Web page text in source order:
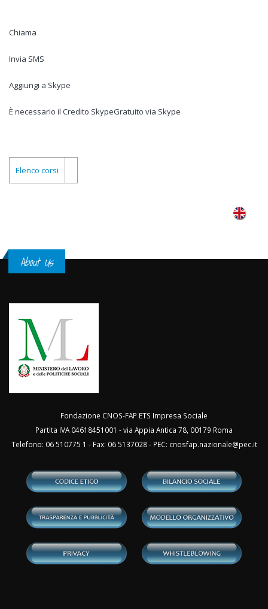
Chiama
Invia SMS
Aggiungi a Skype
È necessario il Credito SkypeGratuito via Skype
Elenco corsi
About Us
Fondazione CNOS-FAP ETS Impresa Sociale
Partita IVA 04618451001 - via Appia Antica 78, 00179 Roma
Telefono: 06 510775 1 - Fax: 06 5137028 - PEC: cnosfap.nazionale@pec.it